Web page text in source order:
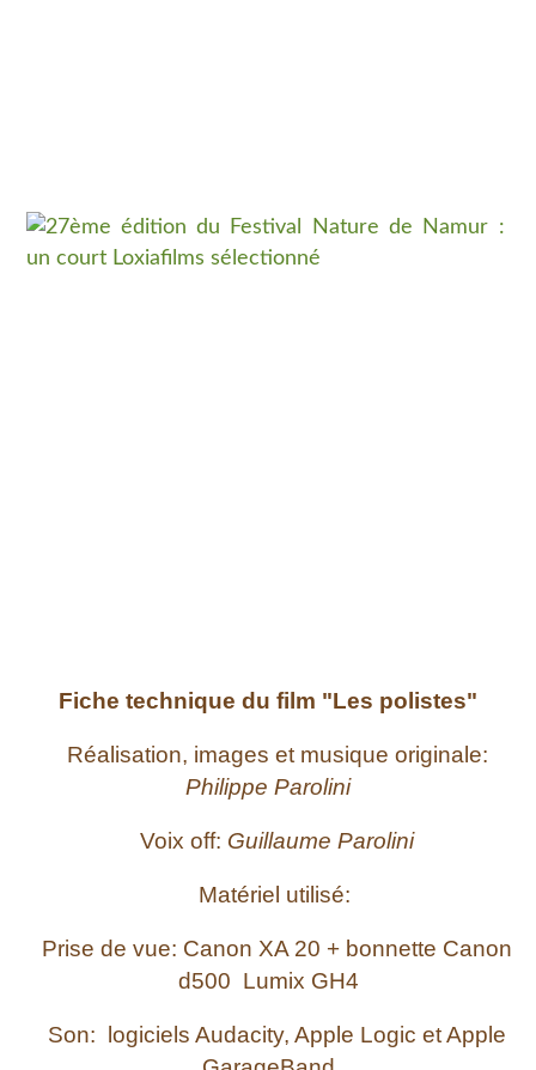
Fiche technique du film "Les polistes"
Réalisation, images et musique originale:
Philippe Parolini
Voix off: Guillaume Parolini
Matériel utilisé:
Prise de vue: Canon XA 20 + bonnette Canon
d500 Lumix GH4
Son: logiciels Audacity, Apple Logic et Apple